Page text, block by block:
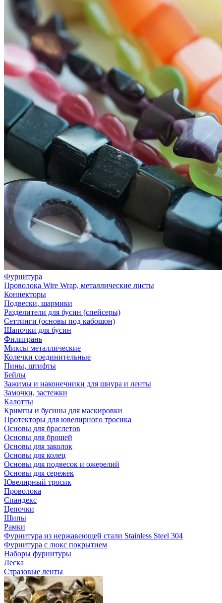
Фурнитура
Проволока Wire Wrap, металлические листы
Коннекторы
Подвески, шармики
Разделители для бусин (спейсеры)
Сеттинги (основы под кабошон)
Шапочки для бусин
Филигрань
Миксы металлические
Колечки соединительные
Пины, штифты
Бейлы
Зажимы и наконечники для шнура и ленты
Замочки, застежки
Калотты
Кримпы и бусины для маскировки
Протекторы для ювелирного тросика
Основы для браслетов
Основы для брошей
Основы для заколок
Основы для колец
Основы для подвесок и ожерелий
Основы для сережек
Ювелирный тросик
Проволока
Спандекс
Цепочки
Шипы
Рамки
Фурнитура из нержавеющей стали Stainless Steel 304
Фурнитура с люкс покрытием
Наборы фурнитуры
Леска
Стразовые ленты